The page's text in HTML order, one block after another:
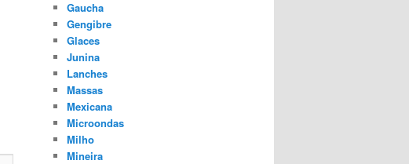
Gaucha
Gengibre
Glaces
Junina
Lanches
Massas
Mexicana
Microondas
Milho
Mineira